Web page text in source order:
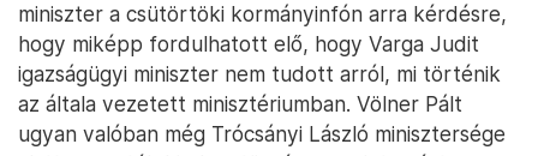
miniszter a csütörtöki kormányinfón arra kérdésre,
hogy miképp fordulhatott elő, hogy Varga Judit
igazságügyi miniszter nem tudott arról, mi történik
az általa vezetett minisztériumban. Völner Pált
ugyan valóban még Trócsányi László minisztersége